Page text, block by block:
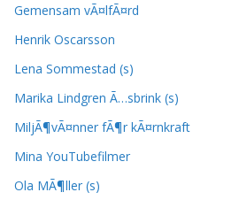
Gemensam vÃ¤lfÃ¤rd
Henrik Oscarsson
Lena Sommestad (s)
Marika Lindgren Ã…sbrink (s)
MiljÃ¶vÃ¤nner fÃ¶r kÃ¤rnkraft
Mina YouTubefilmer
Ola MÃ¶ller (s)